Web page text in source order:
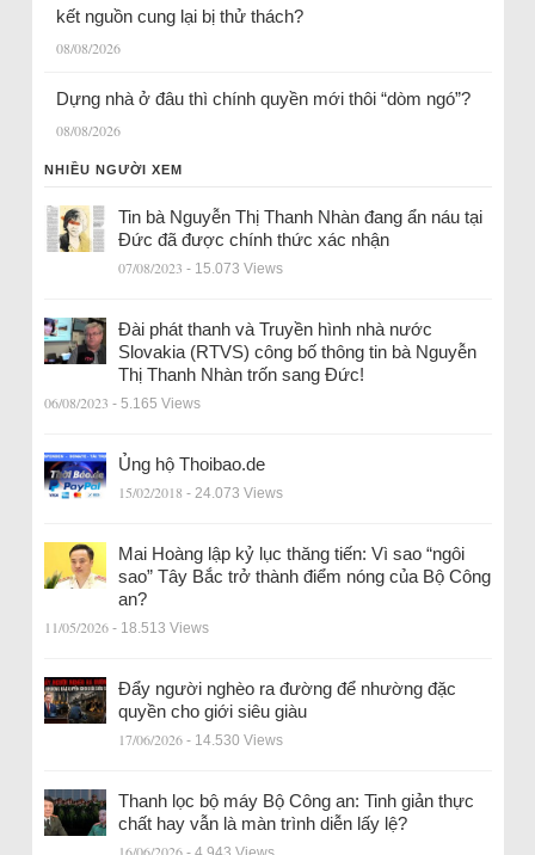
kết nguồn cung lại bị thử thách?
08/08/2026
Dựng nhà ở đâu thì chính quyền mới thôi “dòm ngó”?
08/08/2026
NHIỀU NGƯỜI XEM
Tin bà Nguyễn Thị Thanh Nhàn đang ẩn náu tại
Đức đã được chính thức xác nhận
07/08/2023 - 15.073 Views
Đài phát thanh và Truyền hình nhà nước
Slovakia (RTVS) công bố thông tin bà Nguyễn
Thị Thanh Nhàn trốn sang Đức!
06/08/2023 - 5.165 Views
Ủng hộ Thoibao.de
15/02/2018 - 24.073 Views
Mai Hoàng lập kỷ lục thăng tiến: Vì sao “ngôi
sao” Tây Bắc trở thành điểm nóng của Bộ Công
an?
11/05/2026 - 18.513 Views
Đẩy người nghèo ra đường để nhường đặc
quyền cho giới siêu giàu
17/06/2026 - 14.530 Views
Thanh lọc bộ máy Bộ Công an: Tinh giản thực
chất hay vẫn là màn trình diễn lấy lệ?
16/06/2026